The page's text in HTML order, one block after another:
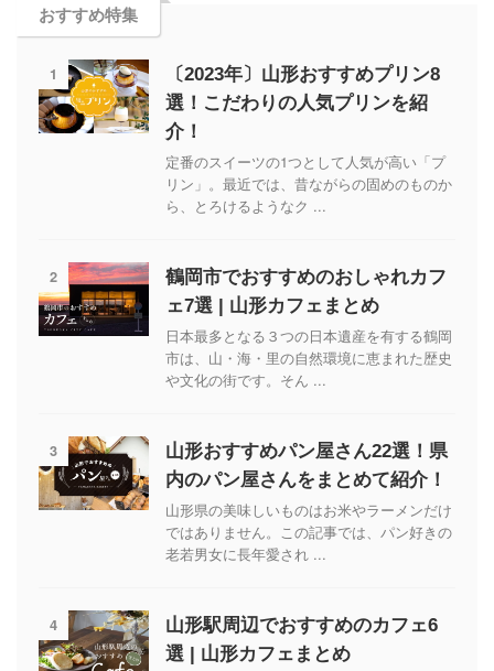
おすすめ特集
1
〔2023年〕山形おすすめプリン8
選！こだわりの人気プリンを紹
介！
定番のスイーツの1つとして人気が高い「プ
リン」。最近では、昔ながらの固めのものか
ら、とろけるようなク ...
2
鶴岡市でおすすめのおしゃれカフ
ェ7選 | 山形カフェまとめ
日本最多となる３つの日本遺産を有する鶴岡
市は、山・海・里の自然環境に恵まれた歴史
や文化の街です。そん ...
3
山形おすすめパン屋さん22選！県
内のパン屋さんをまとめて紹介！
山形県の美味しいものはお米やラーメンだけ
ではありません。この記事では、パン好きの
老若男女に長年愛され ...
4
山形駅周辺でおすすめのカフェ6
選 | 山形カフェまとめ